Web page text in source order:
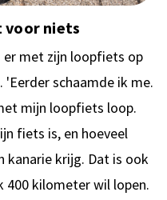
voor niets
er met zijn loopfiets op
schaamde ik me.
mijn loopfiets loop.
fiets is, en hoeveel
kanarie krijg. Dat is ook
400 kilometer wil lopen.